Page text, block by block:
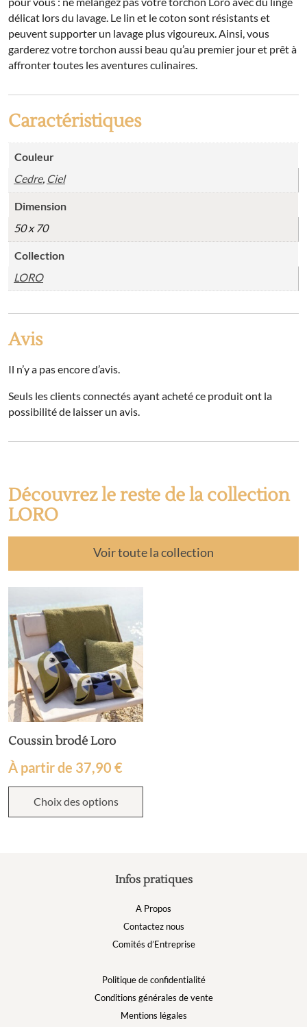
délicat lors du lavage. Le lin et le coton sont résistants et
peuvent supporter un lavage plus vigoureux. Ainsi, vous
garderez votre torchon aussi beau qu’au premier jour et prêt à
affronter toutes les aventures culinaires.
Caractéristiques
Couleur
Cedre, Ciel
Dimension
50 x 70
Collection
LORO
Avis
Il n’y a pas encore d’avis.
Seuls les clients connectés ayant acheté ce produit ont la
possibilité de laisser un avis.
Découvrez le reste de la collection
LORO
Voir toute la collection
Coussin brodé Loro
À partir de 37,90 €
Choix des options
Infos pratiques
A Propos
Contactez nous
Comités d’Entreprise
Politique de confidentialité
Conditions générales de vente
Mentions légales